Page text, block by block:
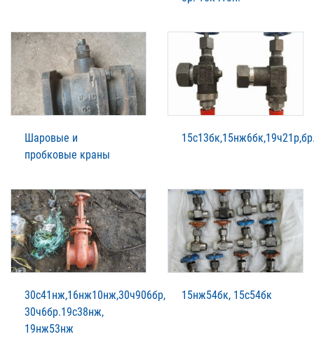
Шаровые и
пробковые краны
30с41нж,16нж10нж,30ч906бр,
30ч6бр.19с38нж,
19нж53нж
15нж54бк, 15с54бк